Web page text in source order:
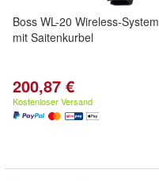
Boss WL-20 Wireless-System
mit Saitenkurbel
200,87 €
Kostenloser Versand